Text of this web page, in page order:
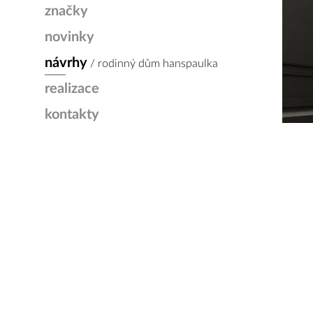
značky
novinky
návrhy / rodinný dům hanspaulka
realizace
kontakty